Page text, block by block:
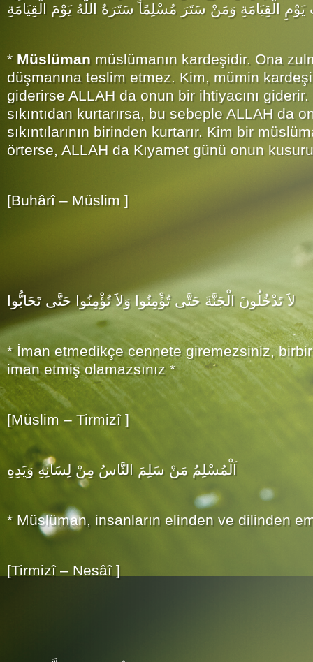
الْقِيَامَةِ وَمَنْ سَتَرَ مُسْلِمًا سَتَرَهُ اللَّهُ يَوْمَ الْقِيَامَةِ
* Müslüman müslümanın kardeşidir. Ona
düşmanına teslim etmez. Kim, mümin
giderirse ALLAH da onun bir ihtiyacını
sıkıntıdan kurtarırsa, bu sebeple ALLAH da
sıkıntılarının birinden kurtarır. Kim bir
örterse, ALLAH da Kıyamet günü onun
[Buhârî – Müslim ]
لاَ تَدْخُلُونَ الْجَنَّةَ حَتَّى تُؤْمِنُوا وَلاَ تُؤْمِنُوا حَتَّى تَحَابُّوا
* İman etmedikçe cennete giremezsiniz,
iman etmiş olamazsınız *
[Müslim – Tirmizî ]
اَلْمُسْلِمُ مَنْ سَلِمَ النَّاسُ مِنْ لِسَانِهِ وَيَدِهِ
* Müslüman, insanların elinden ve dilinden
[Tirmizî – Nesâî ]